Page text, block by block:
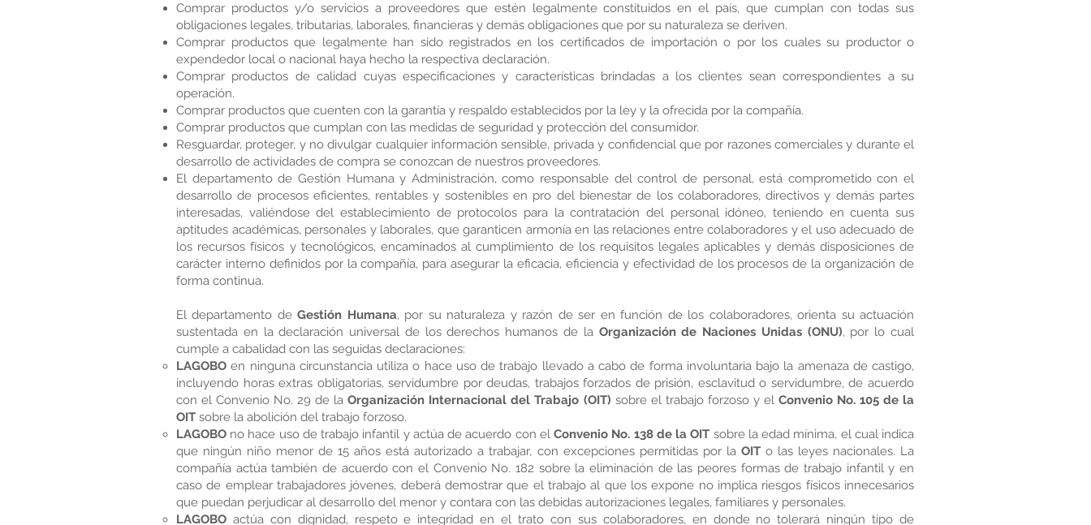
Comprar productos y/o servicios a proveedores que estén legalmente constituidos en el país, que cumplan con todas sus
obligaciones legales, tributarias, laborales, financieras y demás obligaciones que por su naturaleza se deriven.
Comprar productos que legalmente han sido registrados en los certificados de importación o por los cuales su productor o
expendedor local o nacional haya hecho la respectiva declaración.
Comprar productos de calidad cuyas especificaciones y características brindadas a los clientes sean correspondientes a su
operación.
Comprar productos que cuenten con la garantía y respaldo establecidos por la ley y la ofrecida por la compañía.
Comprar productos que cumplan con las medidas de seguridad y protección del consumidor.
Resguardar, proteger, y no divulgar cualquier información sensible, privada y confidencial que por razones comerciales y durante el
desarrollo de actividades de compra se conozcan de nuestros proveedores.
El departamento de Gestión Humana y Administración, como responsable del control de personal, está comprometido con el
desarrollo de procesos eficientes, rentables y sostenibles en pro del bienestar de los colaboradores, directivos y demás partes
interesadas, valiéndose del establecimiento de protocolos para la contratación del personal idóneo, teniendo en cuenta sus
aptitudes académicas, personales y laborales, que garanticen armonía en las relaciones entre colaboradores y el uso adecuado de
los recursos físicos y tecnológicos, encaminados al cumplimiento de los requisitos legales aplicables y demás disposiciones de
carácter interno definidos por la compañía, para asegurar la eficacia, eficiencia y efectividad de los procesos de la organización de
forma continua.
El departamento deGestión Humana, por su naturaleza y razón de ser en función de los colaboradores, orienta su actuación
sustentada en la declaración universal de los derechos humanos de la Organización de Naciones Unidas (ONU), por lo cual
cumple a cabalidad con las seguidas declaraciones:
LAGOBOen ninguna circunstancia utiliza o hace uso de trabajo llevado a cabo de forma involuntaria bajo la amenaza de castigo,
incluyendo horas extras obligatorias, servidumbre por deudas, trabajos forzados de prisión, esclavitud o servidumbre, de acuerdo
con el Convenio No. 29 de laOrganización Internacional del Trabajo (OIT) sobre el trabajo forzoso y el Convenio No. 105 de la
OIT sobre la abolición del trabajo forzoso.
LAGOBO no hace uso de trabajo infantil y actúa de acuerdo con elConvenio No. 138 de la OIT sobre la edad mínima, el cual indica
que ningún niño menor de 15 años está autorizado a trabajar, con excepciones permitidas por la OIT o las leyes nacionales. La
compañía actúa también de acuerdo con el Convenio No. 182 sobre la eliminación de las peores formas de trabajo infantil y en
caso de emplear trabajadores jóvenes, deberá demostrar que el trabajo al que los expone no implica riesgos físicos innecesarios
que puedan perjudicar al desarrollo del menor y contara con las debidas autorizaciones legales, familiares y personales.
LAGOBO actúa con dignidad, respeto e integridad en el trato con sus colaboradores, en donde no tolerará ningún tipo de